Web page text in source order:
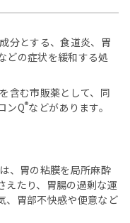
分とする、食道炎、胃
どの症状を緩和する処
含む市販薬として、同
ンQ®などがあります。
、胃の粘膜を局所麻酔
えたり、胃腸の過剰な運
、胃部不快感や便意など